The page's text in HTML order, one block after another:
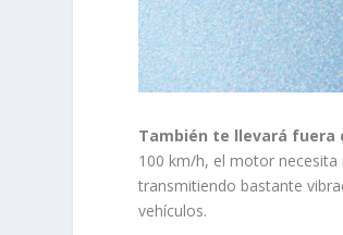
También te llevará fuera
100 km/h, el motor
transmitiendo bastante
vehículos.